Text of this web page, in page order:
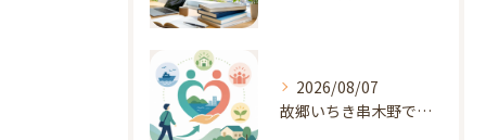
2026/08/07
故郷いちき串木野で始める福祉オープニング勤務